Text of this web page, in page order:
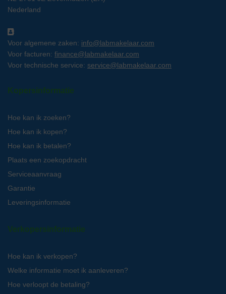
Nederland
Voor algemene zaken: info@labmakelaar.com
Voor facturen: finance@labmakelaar.com
Voor technische service: service@labmakelaar.com
Kopersinformatie
Hoe kan ik zoeken?
Hoe kan ik kopen?
Hoe kan ik betalen?
Plaats een zoekopdracht
Serviceaanvraag
Garantie
Leveringsinformatie
Verkopersinformatie
Hoe kan ik verkopen?
Welke informatie moet ik aanleveren?
Hoe verloopt de betaling?